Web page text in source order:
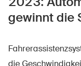
gewinnt die
die